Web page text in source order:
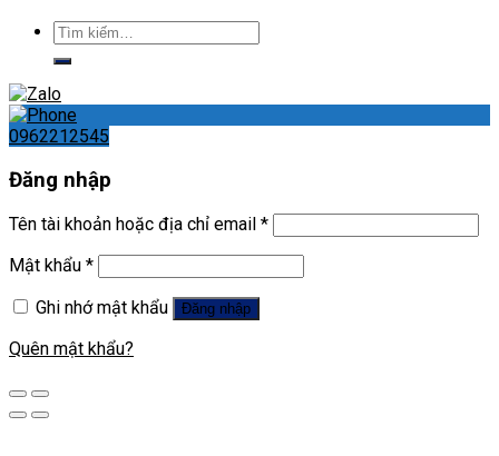
Tìm
kiếm:
0962212545
Đăng nhập
Tên tài khoản hoặc địa chỉ email *
Mật khẩu *
Ghi nhớ mật khẩu
Đăng nhập
Quên mật khẩu?